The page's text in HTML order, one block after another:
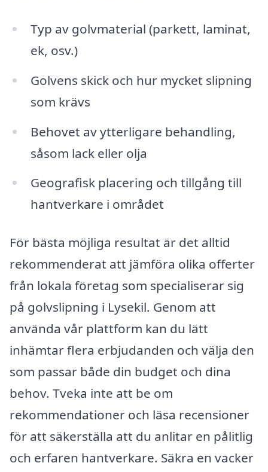
Typ av golvmaterial (parkett, laminat,
ek, osv.)
Golvens skick och hur mycket slipning
som krävs
Behovet av ytterligare behandling,
såsom lack eller olja
Geografisk placering och tillgång till
hantverkare i området
För bästa möjliga resultat är det alltid
rekommenderat att jämföra olika offerter
från lokala företag som specialiserar sig
på golvslipning i Lysekil. Genom att
använda vår plattform kan du lätt
inhämtar flera erbjudanden och välja den
som passar både din budget och dina
behov. Tveka inte att be om
rekommendationer och läsa recensioner
för att säkerställa att du anlitar en pålitlig
och erfaren hantverkare. Säkra en vacker